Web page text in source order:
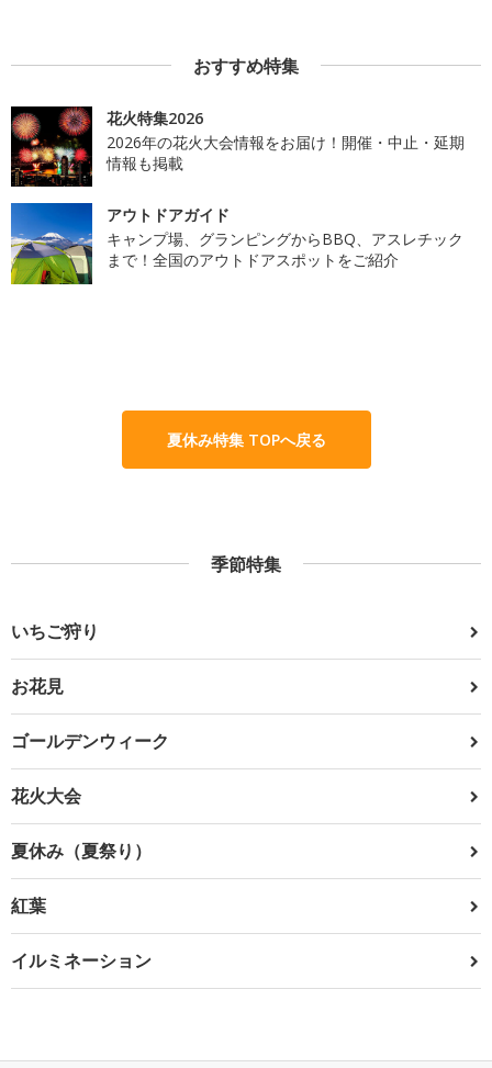
おすすめ特集
花火特集2026
2026年の花火大会情報をお届け！開催・中止・延期
情報も掲載
アウトドアガイド
キャンプ場、グランピングからBBQ、アスレチック
まで！全国のアウトドアスポットをご紹介
夏休み特集 TOPへ戻る
季節特集
いちご狩り
お花見
ゴールデンウィーク
花火大会
夏休み（夏祭り）
紅葉
イルミネーション